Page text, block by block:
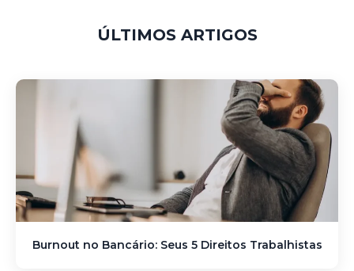
ÚLTIMOS ARTIGOS
Burnout no Bancário: Seus 5 Direitos Trabalhistas